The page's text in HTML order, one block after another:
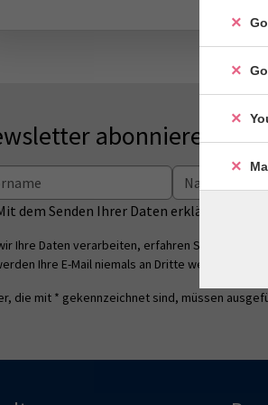
abonnieren
dem Senden Ihrer Daten erklären Sie
Ihre Daten verarbeiten, erfahren Sie in unseren
Ihre E-Mail niemals an Dritte weitergeben.
die mit * gekennzeichnet sind, müssen